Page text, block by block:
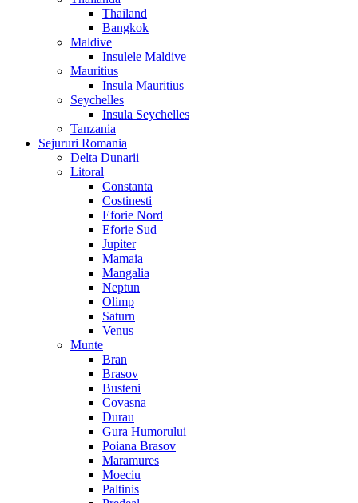
Thailand
Bangkok
Maldive
Insulele Maldive
Mauritius
Insula Mauritius
Seychelles
Insula Seychelles
Tanzania
Sejururi Romania
Delta Dunarii
Litoral
Constanta
Costinesti
Eforie Nord
Eforie Sud
Jupiter
Mamaia
Mangalia
Neptun
Olimp
Saturn
Venus
Munte
Bran
Brasov
Busteni
Covasna
Durau
Gura Humorului
Poiana Brasov
Maramures
Moeciu
Paltinis